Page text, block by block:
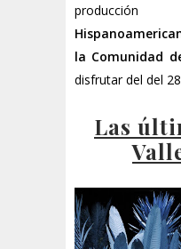
la Comunidad
disfrutar del del
Las